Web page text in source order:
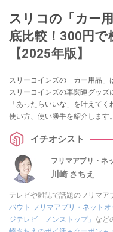
スリコの「カー
底比較！300円
【2025年版】
スリーコインズの「カー用品
スリーコインズの車関連グッズ
「あったらいいな」を叶えて
使い方、使い勝手を紹介します。
イチオシスト
フリマアプリ・ネ
川崎 さちえ
テレビや雑誌で話題のフリマア
バウト フリマアプリ・ネット
ジテレビ「ノンストップ」 など